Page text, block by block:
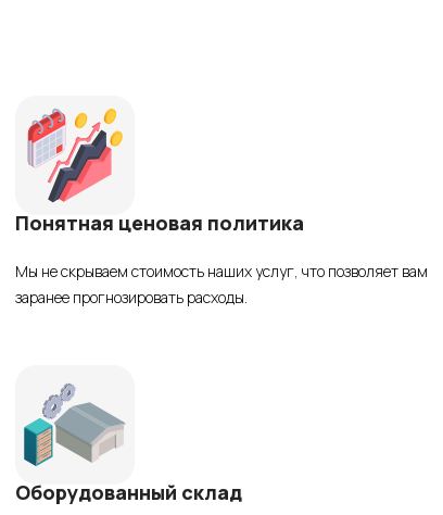
Понятная ценовая политика
Мы не скрываем стоимость наших услуг, что позволяет вам
заранее прогнозировать расходы.
Оборудованный склад